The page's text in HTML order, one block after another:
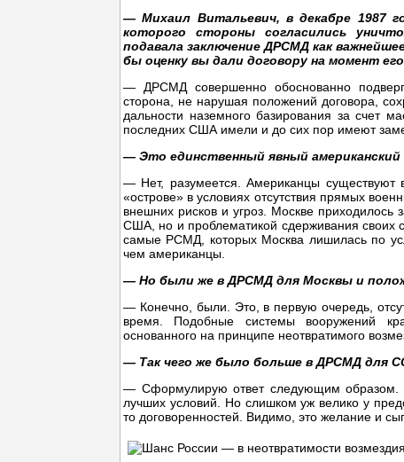
— Михаил Витальевич, в декабре 1987
которого стороны согласились
подавала заключение ДРСМД как
бы оценку вы дали договору на момент
— ДРСМД совершенно обоснованно
сторона, не нарушая положений договора,
дальности наземного базирования за счет
последних США имели и до сих пор имеют
— Это единственный явный
— Нет, разумеется. Американцы существуют
«острове» в условиях отсутствия прямых
внешних рисков и угроз. Москве приходилось
США, но и проблематикой сдерживания своих
самые РСМД, которых Москва лишилась по
чем американцы.
— Но были же в ДРСМД для Москвы и
— Конечно, были. Это, в первую очередь,
время. Подобные системы вооружений
основанного на принципе неотвратимого
— Так чего же было больше в ДРСМД для
— Сформулирую ответ следующим образом.
лучших условий. Но слишком уж велико у
то договоренностей. Видимо, это желание и